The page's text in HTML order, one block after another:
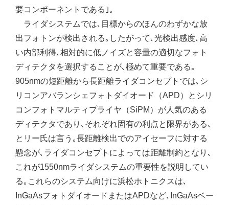
要コンポーネントである｣｡
ライダシステムでは､目標からのほんのわずかな放
出フォトンが検出される｡したがって､光検出感度､高
い内部利得､相対的に低ノイズと容量の適切なフォト
ディテクタを選択することが､極めて重要である｡
905nmの短距離から長距離ライダコンセプトでは､シ
リコンアバランシェフォトダイオード（APD）とシリ
コンフォトマルティプライヤ（SiPM）が人気のある
ディテクタであり､それぞれ固有の利点と限界がある､
とリー氏は言う｡長距離検出でのアイセーフに対する
懸念が､ライダコンセプトによっては距離制約となり､
これが1550nmライダシステムの重要性を説明してい
る｡これらのシステム向けに浜松ホトニクスは､
InGaAsフォトダイオードまたはAPDなど､InGaAsベー